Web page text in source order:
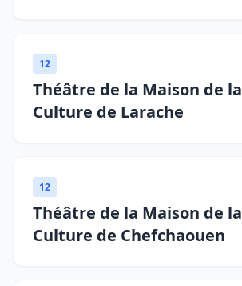
12
Théâtre de la Maison de la
Culture de Larache
12
Théâtre de la Maison de la
Culture de Chefchaouen